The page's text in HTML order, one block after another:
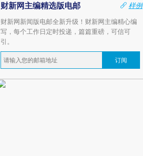
财新网主编精选版电邮
样例
财新网新闻版电邮全新升级！财新网主编精心编
写，每个工作日定时投递，篇篇重磅，可信可
引。
订阅